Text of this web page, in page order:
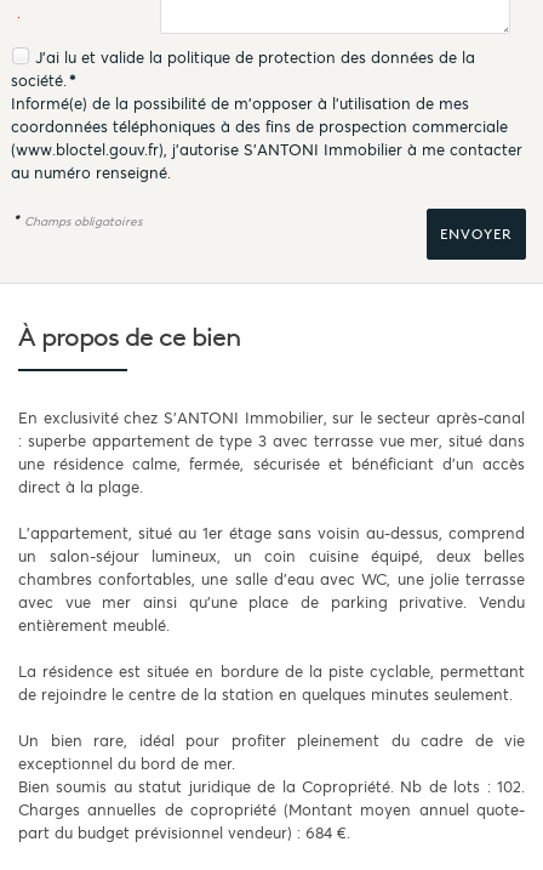
J'ai lu et valide la politique de protection des donnéesde la
société.*
Informé(e) de la possibilité de m'opposer à l'utilisation de mes
coordonnées téléphoniques à des fins de prospection commerciale
(www.bloctel.gouv.fr), j'autorise S'ANTONI Immobilier à me contacter
au numéro renseigné.
* Champs obligatoires
À propos de ce bien
En exclusivité chez S'ANTONI Immobilier, sur le secteur après-canal
: superbe appartement de type 3 avec terrasse vue mer, situé dans
une résidence calme, fermée, sécurisée et bénéficiant d'un accès
direct à la plage.
L'appartement, situé au 1er étage sans voisin au-dessus, comprend
un salon-séjour lumineux, un coin cuisine équipé, deux belles
chambres confortables, une salle d'eau avec WC, une jolie terrasse
avec vue mer ainsi qu'une place de parking privative. Vendu
entièrement meublé.
La résidence est située en bordure de la piste cyclable, permettant
de rejoindre le centre de la station en quelques minutes seulement.
Un bien rare, idéal pour profiter pleinement du cadre de vie
exceptionnel du bord de mer.
Bien soumis au statut juridique de la Copropriété. Nb de lots : 102.
Charges annuelles de copropriété (Montant moyen annuel quote-
part du budget prévisionnel vendeur) : 684 €.